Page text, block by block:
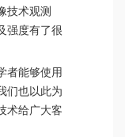
技术观测
强度有了很
者能够使用
们也以此为
术给广大客